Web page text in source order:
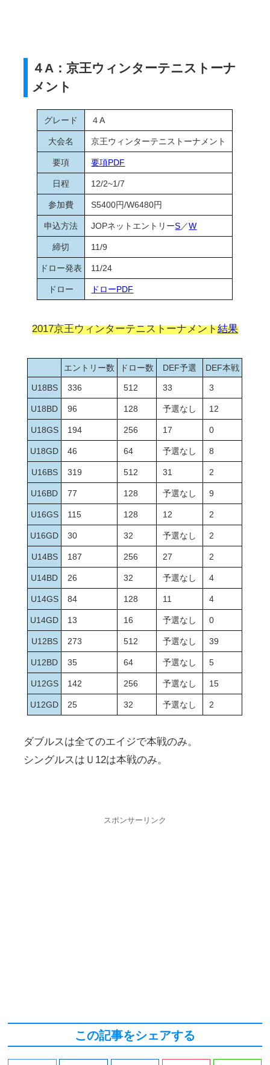
４A：京王ウィンターテニストーナ
メント
グレード ４A
大会名 京王ウィンターテニストーナメント
要項 要項PDF
日程 12/2~1/7
参加費 S5400円/W6480円
申込方法 JOPネットエントリーS／W
締切 11/9
ドロー発表 11/24
ドロー ドローPDF
2017京王ウィンターテニストーナメント結果
エントリー数 ドロー数 DEF予選 DEF本戦
U18BS 336 512 33 3
U18BD 96 128 予選なし 12
U18GS 194 256 17 0
U18GD 46 64 予選なし 8
U16BS 319 512 31 2
U16BD 77 128 予選なし 9
U16GS 115 128 12 2
U16GD 30 32 予選なし 2
U14BS 187 256 27 2
U14BD 26 32 予選なし 4
U14GS 84 128 11 4
U14GD 13 16 予選なし 0
U12BS 273 512 予選なし 39
U12BD 35 64 予選なし 5
U12GS 142 256 予選なし 15
U12GD 25 32 予選なし 2
ダブルスは全てのエイジで本戦のみ。
シングルスはＵ12は本戦のみ。
スポンサーリンク
この記事をシェアする